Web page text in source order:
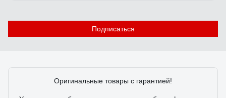
Подписаться
Оригинальные товары с гарантией!